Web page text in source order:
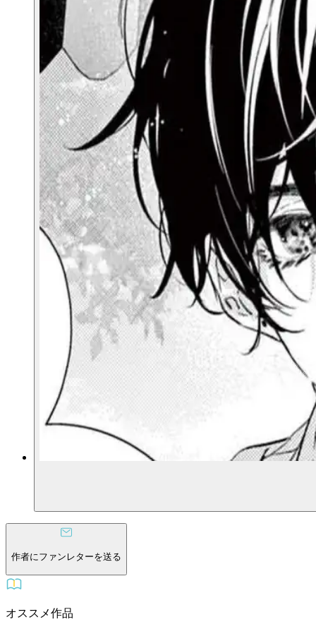
作者にファンレターを送る
オススメ作品